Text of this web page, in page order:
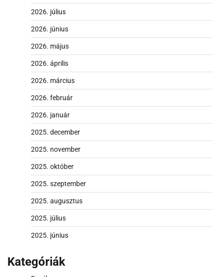
2026. július
2026. június
2026. május
2026. április
2026. március
2026. február
2026. január
2025. december
2025. november
2025. október
2025. szeptember
2025. augusztus
2025. július
2025. június
Kategóriák